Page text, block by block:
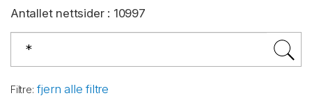
Antallet nettsider: 10997
Filtre: fjern alle filtre